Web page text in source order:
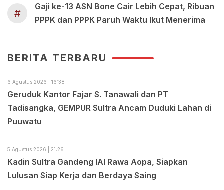
#
Gaji ke-13 ASN Bone Cair Lebih Cepat, Ribuan
PPPK dan PPPK Paruh Waktu Ikut Menerima
BERITA TERBARU
6 Agustus 2026 | 16:38
Geruduk Kantor Fajar S. Tanawali dan PT
Tadisangka, GEMPUR Sultra Ancam Duduki Lahan di
Puuwatu
5 Agustus 2026 | 21:26
Kadin Sultra Gandeng IAI Rawa Aopa, Siapkan
Lulusan Siap Kerja dan Berdaya Saing